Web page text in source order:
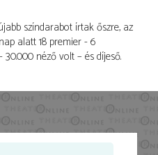
színdarabot írtak őszre, az
alatt 18 premier - 6
néző volt – és díjeső.